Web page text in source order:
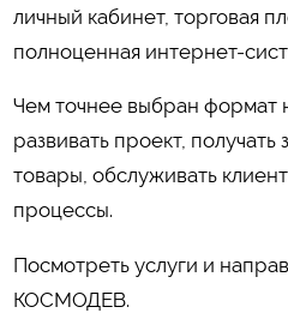
личный кабинет, торговая
полноценная интернет-
Чем точнее выбран формат
развивать проект, получать
товары, обслуживать
процессы.
Посмотреть услуги и
КОСМОДЕВ.